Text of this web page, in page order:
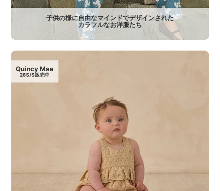
子供の様に自由なマインドでデザインされた
カラフルなお洋服たち
Quincy Mae
26S/S販売中